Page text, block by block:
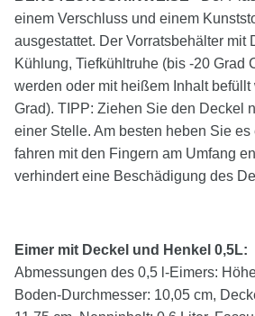
einem Verschluss und einem
ausgestattet. Der Vorratsbehälter mit
Kühlung, Tiefkühltruhe (bis -20 Grad
werden oder mit heißem Inhalt
Grad). TIPP: Ziehen Sie den Deckel
einer Stelle. Am besten heben Sie es
fahren mit den Fingern am Umfang
verhindert eine Beschädigung des
Eimer mit Deckel und Henkel 0,5L:
Abmessungen des 0,5 l-Eimers:
Boden-Durchmesser: 10,05 cm,